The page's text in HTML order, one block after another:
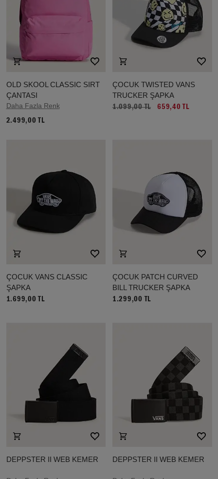
OLD SKOOL CLASSIC SIRT
ÇANTASI
Daha Fazla Renk
2.499,00 TL
ÇOCUK TWISTED VANS
TRUCKER ŞAPKA
1.099,00 TL 659,40 TL
ÇOCUK VANS CLASSIC
ŞAPKA
1.699,00 TL
ÇOCUK PATCH CURVED
BILL TRUCKER ŞAPKA
1.299,00 TL
DEPPSTER II WEB KEMER DEPPSTER II WEB KEMER